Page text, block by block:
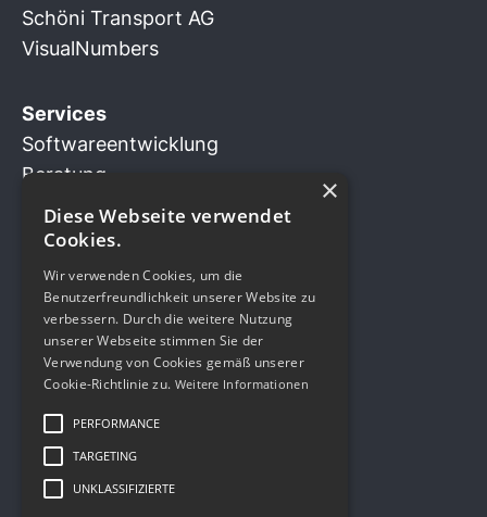
Kontakt
Kavalleriestrasse 2
6210 Sursee LU
Schweiz
+41 41 508 33 11
info@xappido.com
Schöni Transport AG
VisualNumbers
Services
Softwareentwicklung
Beratung
Business Innovation
Design Sprint
×
Diese Webseite verwendet
Cookies.
Wir verwenden Cookies, um die
Benutzerfreundlichkeit unserer Website zu
verbessern. Durch die weitere Nutzung
unserer Webseite stimmen Sie der
Verwendung von Cookies gemäß unserer
Cookie-Richtlinie zu. Weitere Informationen
PERFORMANCE
TARGETING
UNKLASSIFIZIERTE